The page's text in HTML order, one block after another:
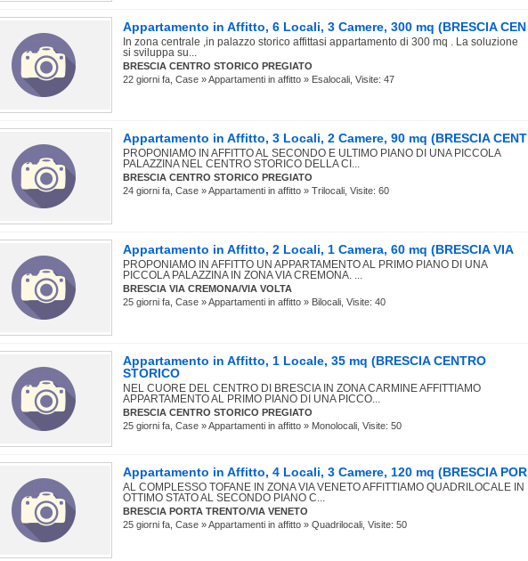
Appartamento in Affitto, 6 Locali, 3 Camere, 300 mq (BRESCIA CEN
In zona centrale ,in palazzo storico affittasi appartamento di 300 mq . La soluzione
si sviluppa su...
BRESCIA CENTRO STORICO PREGIATO
22 giorni fa, Case » Appartamenti in affitto » Esalocali, Visite: 47
Appartamento in Affitto, 3 Locali, 2 Camere, 90 mq (BRESCIA CENT
PROPONIAMO IN AFFITTO AL SECONDO E ULTIMO PIANO DI UNA PICCOLA
PALAZZINA NEL CENTRO STORICO DELLA CI...
BRESCIA CENTRO STORICO PREGIATO
24 giorni fa, Case » Appartamenti in affitto » Trilocali, Visite: 60
Appartamento in Affitto, 2 Locali, 1 Camera, 60 mq (BRESCIA VIA
PROPONIAMO IN AFFITTO UN APPARTAMENTO AL PRIMO PIANO DI UNA
PICCOLA PALAZZINA IN ZONA VIA CREMONA. ...
BRESCIA VIA CREMONA/VIA VOLTA
25 giorni fa, Case » Appartamenti in affitto » Bilocali, Visite: 40
Appartamento in Affitto, 1 Locale, 35 mq (BRESCIA CENTRO
STORICO
NEL CUORE DEL CENTRO DI BRESCIA IN ZONA CARMINE AFFITTIAMO
APPARTAMENTO AL PRIMO PIANO DI UNA PICCO...
BRESCIA CENTRO STORICO PREGIATO
25 giorni fa, Case » Appartamenti in affitto » Monolocali, Visite: 50
Appartamento in Affitto, 4 Locali, 3 Camere, 120 mq (BRESCIA POR
AL COMPLESSO TOFANE IN ZONA VIA VENETO AFFITTIAMO QUADRILOCALE IN
OTTIMO STATO AL SECONDO PIANO C...
BRESCIA PORTA TRENTO/VIA VENETO
25 giorni fa, Case » Appartamenti in affitto » Quadrilocali, Visite: 50